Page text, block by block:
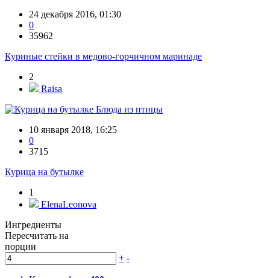
24 декабря 2016, 01:30
0
35962
Куриные стейки в медово-горчичном маринаде
2
Raisa
Блюда из птицы
10 января 2018, 16:25
0
3715
Курица на бутылке
1
ElenaLeonova
Ингредиенты
Пересчитать на
порции
+ -